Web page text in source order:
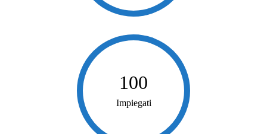
100
Impiegati